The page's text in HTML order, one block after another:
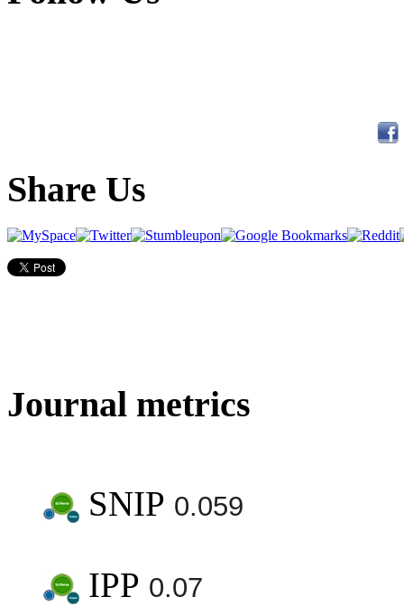
Share Us
Journal metrics
SNIP 0.059
IPP 0.07